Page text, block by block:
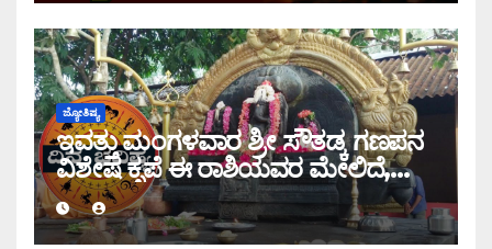
ಜ್ಯೋತಿಷ್ಯ
ಇವತ್ತು ಮಂಗಳವಾರ ಶ್ರೀ ಸೌತಡ್ಕ ಗಣಪನ
ವಿಶೇಷ ಕೃಪೆ ಈ ರಾಶಿಯವರ ಮೇಲಿದೆ,
ಇಂದಿನ ರಾಶಿ ಭವಿಷ್ಯ ತಿಳಿಯಿರಿ